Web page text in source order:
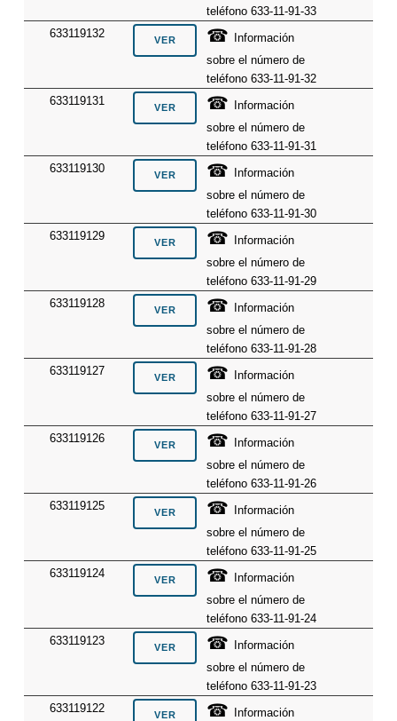
teléfono 633-11-91-33
633119132
☎ Información
sobre el número de
teléfono 633-11-91-32
633119131
☎ Información
sobre el número de
teléfono 633-11-91-31
633119130
☎ Información
sobre el número de
teléfono 633-11-91-30
633119129
☎ Información
sobre el número de
teléfono 633-11-91-29
633119128
☎ Información
sobre el número de
teléfono 633-11-91-28
633119127
☎ Información
sobre el número de
teléfono 633-11-91-27
633119126
☎ Información
sobre el número de
teléfono 633-11-91-26
633119125
☎ Información
sobre el número de
teléfono 633-11-91-25
633119124
☎ Información
sobre el número de
teléfono 633-11-91-24
633119123
☎ Información
sobre el número de
teléfono 633-11-91-23
633119122
☎ Información